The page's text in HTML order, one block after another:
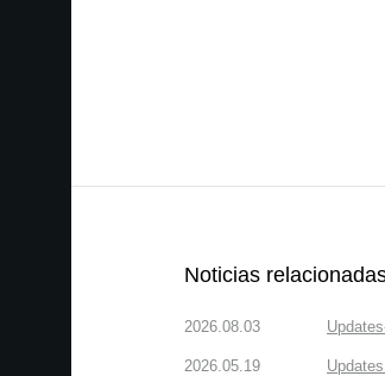
Noticias
2026.08.03
2026.05.19